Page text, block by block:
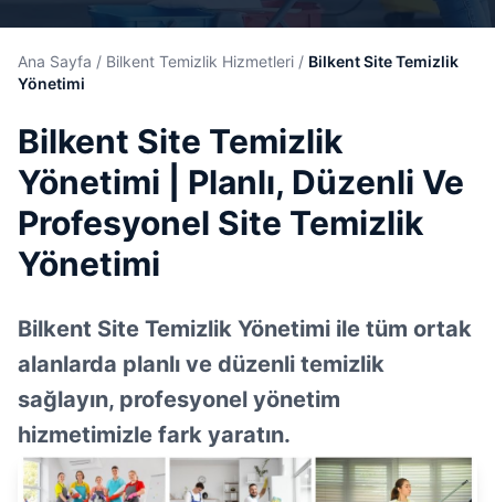
Ana Sayfa / Bilkent Temizlik Hizmetleri / Bilkent Site Temizlik
Yönetimi
Bilkent Site Temizlik
Yönetimi | Planlı, Düzenli Ve
Profesyonel Site Temizlik
Yönetimi
Bilkent Site Temizlik Yönetimi ile tüm ortak
alanlarda planlı ve düzenli temizlik
sağlayın, profesyonel yönetim
hizmetimizle fark yaratın.